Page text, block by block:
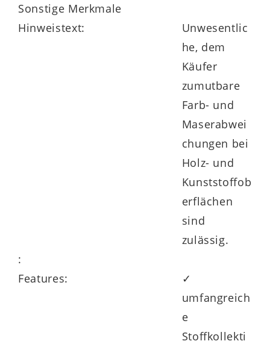
Sonstige Merkmale
Hinweistext:
Unwesentlic
he, dem
Käufer
zumutbare
Farb- und
Maserabwei
chungen bei
Holz- und
Kunststoffob
erflächen
sind
zulässig.
:
Features:
✓
umfangreich
e
Stoffkollekti